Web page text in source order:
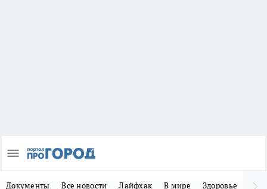
Документы Все новости Лайфхак В мире Здоровье